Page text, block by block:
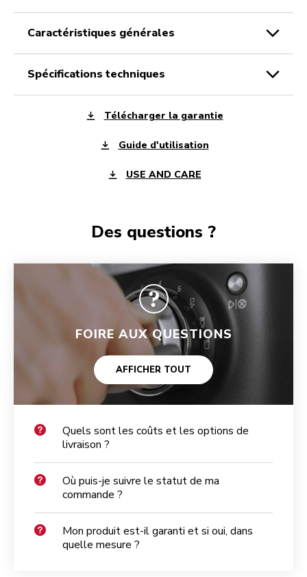
caractéristiques générales
spécifications techniques
Télécharger la garantie
Guide d'utilisation
USE AND CARE
Des questions ?
FOIRE AUX QUESTIONS
AFFICHER TOUT
Quels sont les coûts et les options de
livraison ?
Où puis-je suivre le statut de ma
commande ?
Mon produit est-il garanti et si oui, dans
quelle mesure ?